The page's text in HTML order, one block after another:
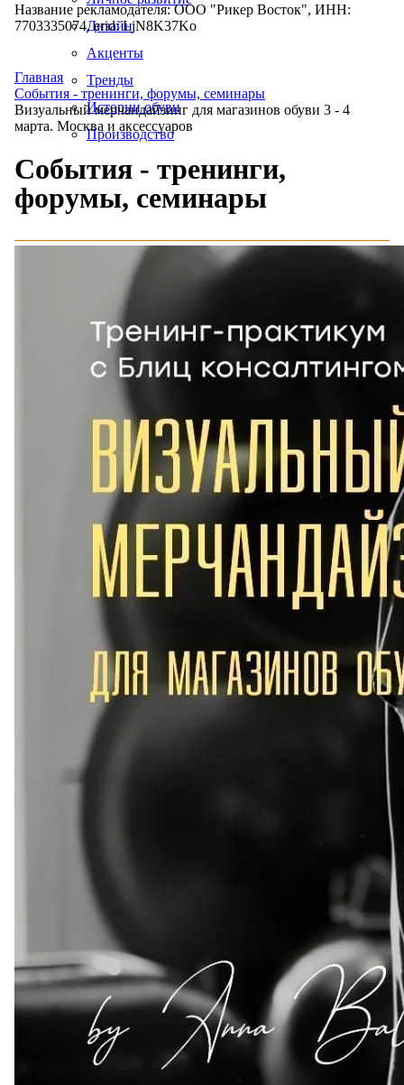
Дизайн
Акценты
Тренды
Истории обуви
Производство
Название рекламодателя: ООО "Рикер Восток", ИНН:
7703335074, erid: LjN8K37Ko
Главная
События - тренинги, форумы, семинары
Визуальный мерчандайзинг для магазинов обуви 3 - 4
марта. Москва и аксессуаров
События - тренинги,
форумы, семинары